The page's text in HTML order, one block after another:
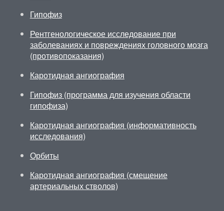
Гипофиз
Рентгенологическое исследование при
заболеваниях и повреждениях головного мозга
(противопоказания)
Каротидная ангиография
Гипофиз (программа для изучения области
гипофиза)
Каротидная ангиография (информативность
исследования)
Орбиты
Каротидная ангиография (смещение
артериальных стволов)